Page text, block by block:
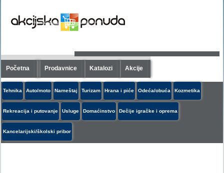
Početna Prodavnice Katalozi Akcije
Tehnika Auto/moto Nameštaj Turizam Hrana i piće Odeća/obuća Kozmetika
Rekreacija i putovanje Usluge Domaćinstvo Dečije igračke i oprema
Kancelarijski/školski pribor